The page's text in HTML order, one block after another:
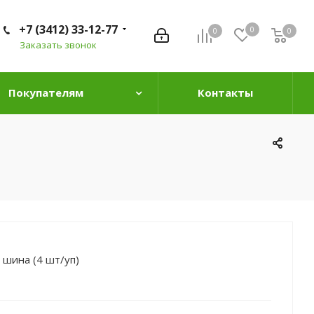
0 0 0
0
+7 (3412) 33-12-77
Заказать звонок
Покупателям Контакты
шина (4 шт/уп)